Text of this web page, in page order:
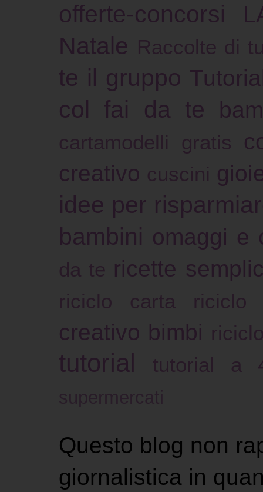
offerte-concorsi
Natale Raccolte di
te il gruppo
col fai da te
cartamodelli gratis
creativo cuscini
idee per
bambini omaggi e
da te ricette
riciclo carta riciclo
creativo bimbi
tutorial tutorial a
Questo blog non
giornalistica in